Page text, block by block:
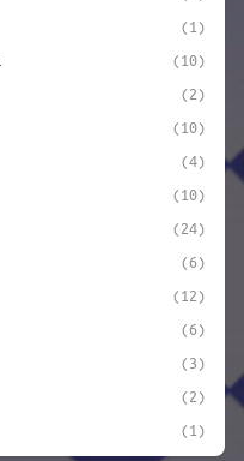
(1)
(10)
(2)
(10)
(4)
(10)
(24)
(6)
(12)
(6)
(3)
(2)
(1)